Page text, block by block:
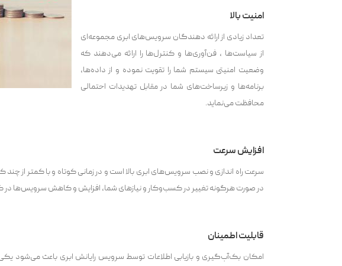
امنیت بالا
تعداد زیادی از ارائه دهندگان سرویس‌های ابری مجموعه‌ای
از سیاست‌ها ، فن‌آوری‌ها و کنترل‌ها را ارائه می‌دهند که
وضعیت امنیتی سیستم شما را تقویت نموده و از داده‌ها،
برنامه‌ها و زیرساخت‌های شما در مقابل تهدیدات احتمالی
محافظت می‌نماید.
افزایش سرعت
سرعت راه اندازی و نصب سرویس‌های ابری بالا است و در زمانی کوتاه و با کمتر از
در صورت هرگونه تغییر در کسب‌و‌کار و نیازهای شما، افزایش و کاهش سرویس‌ها در
قابلیت اطمینان
امکان بک‌آپ‌گیری و بازیابی اطلاعات توسط سرویس رایانش ابری باعث می‌شود